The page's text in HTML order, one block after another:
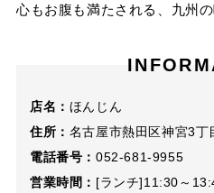
心もお腹も満たされる、九州
店名： ほんじん
住所： 名古屋市熱田区神宮3丁
電話番号： 052-681-9955
営業時間： [ランチ]11:30～